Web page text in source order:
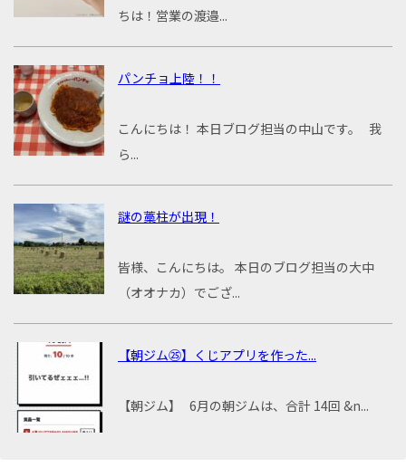
ちは！営業の渡邉...
パンチョ上陸！！
こんにちは！ 本日ブログ担当の中山です。 我
ら...
謎の藁柱が出現！
皆様、こんにちは。 本日のブログ担当の大中
（オオナカ）でござ...
【朝ジム㉕】くじアプリを作った...
【朝ジム】 6月の朝ジムは、合計 14回 &n...